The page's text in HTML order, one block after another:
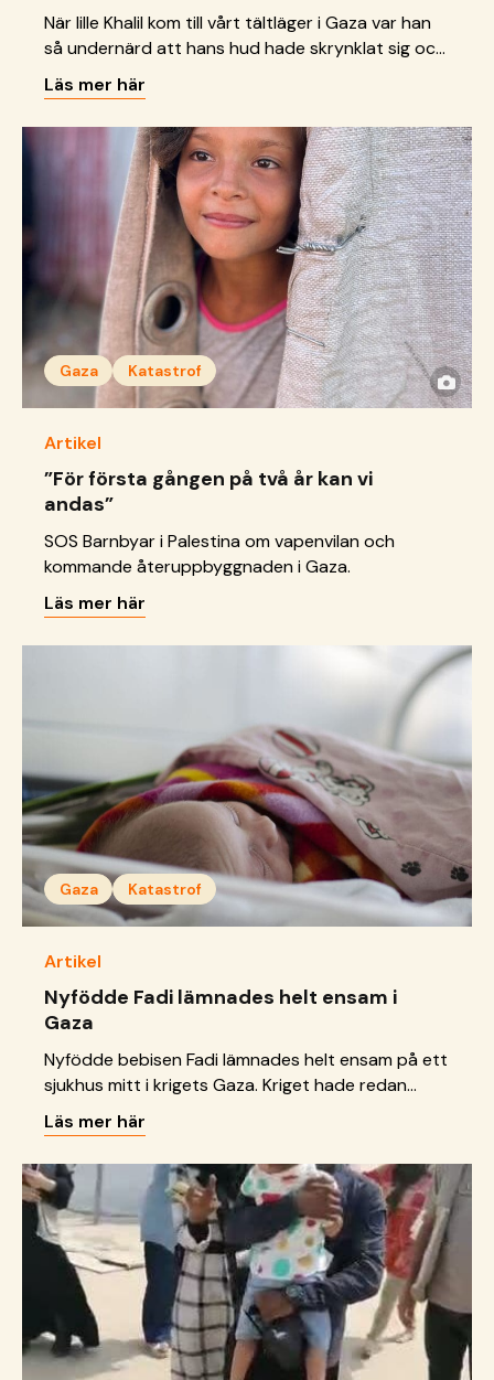
När lille Khalil kom till vårt tältläger i Gaza var han
så undernärd att hans hud hade skrynklat sig och
det var omöjligt att få en uppfattning om hur
gammal han var. Han kunde vara allt från nyfödd
till något år gammal.
Läs mer här
Gaza Katastrof
Artikel
”För första gången på två år kan vi
andas”
SOS Barnbyar i Palestina om vapenvilan och
kommande återuppbyggnaden i Gaza.
Läs mer här
Gaza Katastrof
Artikel
Nyfödde Fadi lämnades helt ensam i
Gaza
Nyfödde bebisen Fadi lämnades helt ensam på ett
sjukhus mitt i krigets Gaza. Kriget hade redan
drabbat honom hårt och han var svårt sjuk och
undernärd. Han drabbades av blodproppar och
läkarna fick akut amputera hans små fingrar för
att rädda honom.
Läs mer här